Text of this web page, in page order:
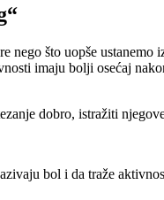
nego što uopše
imaju bolji osećaj
dobro, istražiti
bol i da traže